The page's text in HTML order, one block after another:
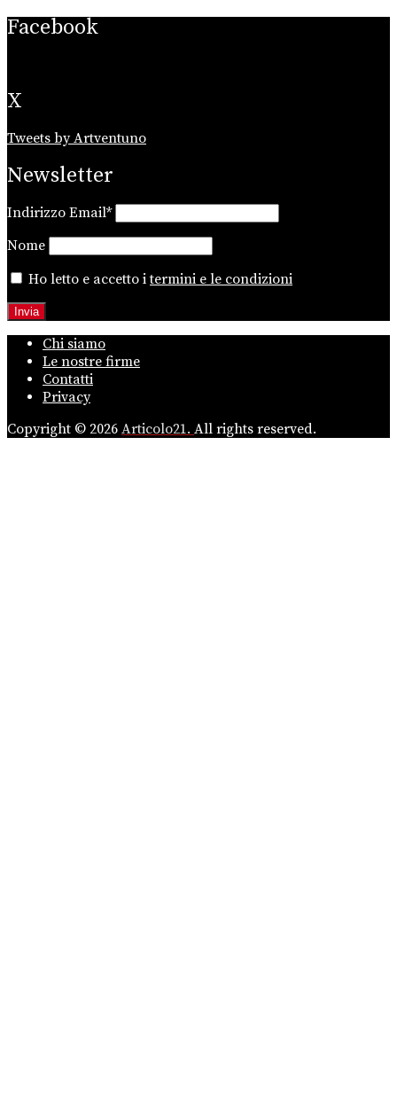
Facebook
X
Tweets by Artventuno
Newsletter
Indirizzo Email*
Nome
Ho letto e accetto itermini e le condizioni
Chi siamo
Le nostre firme
Contatti
Privacy
Copyright © 2026 Articolo21. All rights reserved.